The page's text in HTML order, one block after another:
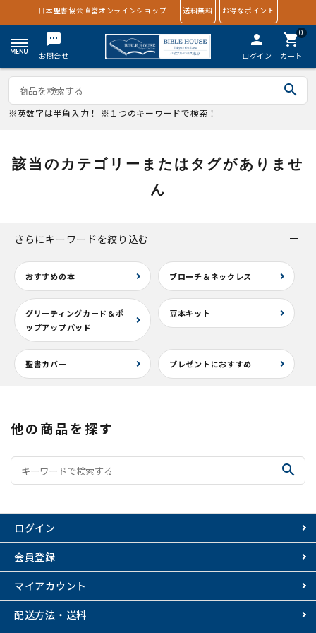
日本聖書協会直営オンラインショップ 送料無料 お得なポイント
textsms
お問合せ
person
ログイン
0
shopping_cart
カート
search
※英数字は半角入力！ ※１つのキーワードで検索！
該当のカテゴリーまたはタグがありませ
ん
さらにキーワードを絞り込む
おすすめの本 ブローチ＆ネックレス
グリーティングカード＆ポ
ップアップパッド
豆本キット
聖書カバー プレゼントにおすすめ
他の商品を探す
search
ログイン
会員登録
マイアカウント
配送方法・送料